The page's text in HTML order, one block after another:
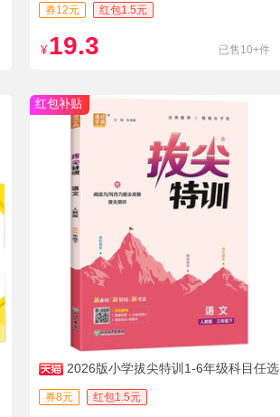
题券12元 红包1.5元
¥ 19.3 已售10+件
红包补贴
2026版小学拔尖特训1-6年级科目任选
券8元 红包1.5元